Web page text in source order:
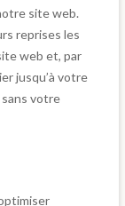
site web.
reprises les
web et, par
jusqu’à votre
votre